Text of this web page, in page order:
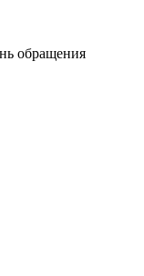
обращения